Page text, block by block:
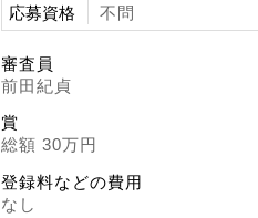
応募資格
不問
審査員
前田紀貞
賞
総額 30万円
登録料などの費用
なし